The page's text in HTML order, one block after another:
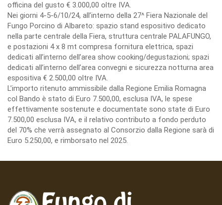
officina del gusto € 3.000,00 oltre IVA.
Nei giorni 4-5-6/10/24, all’interno della 27^ Fiera Nazionale del
Fungo Porcino di Albareto: spazio stand espositivo dedicato
nella parte centrale della Fiera, struttura centrale PALAFUNGO,
e postazioni 4 x 8 mt compresa fornitura elettrica, spazi
dedicati all’interno dell’area show cooking/degustazioni; spazi
dedicati all’interno dell’area convegni e sicurezza notturna area
espositiva € 2.500,00 oltre IVA.
L’importo ritenuto ammissibile dalla Regione Emilia Romagna
col Bando è stato di Euro 7.500,00, esclusa IVA, le spese
effettivamente sostenute e documentate sono state di Euro
7.500,00 esclusa IVA, e il relativo contributo a fondo perduto
del 70% che verrà assegnato al Consorzio dalla Regione sarà di
Euro 5.250,00, e rimborsato nel 2025.